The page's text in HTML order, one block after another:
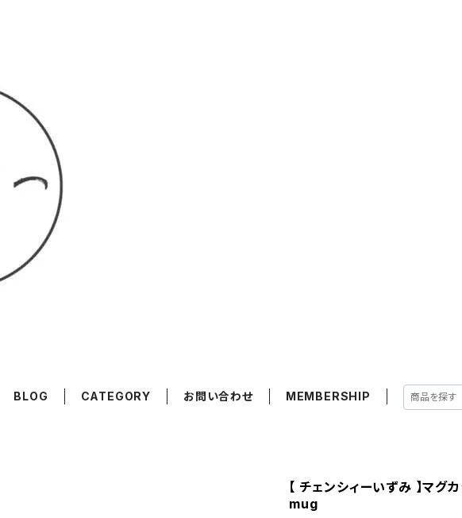
BLOG CATEGORY お問い合わせ MEMBERSHIP
【 チェンシィーいずみ 】マ
mug